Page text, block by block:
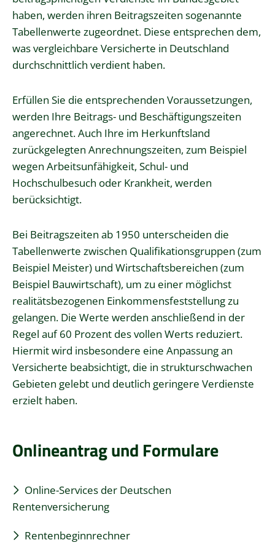
haben, werden ihren Beitragszeiten sogenannte
Tabellenwerte zugeordnet. Diese entsprechen dem,
was vergleichbare Versicherte in Deutschland
durchschnittlich verdient haben.
Erfüllen Sie die entsprechenden Voraussetzungen,
werden Ihre Beitrags- und Beschäftigungszeiten
angerechnet. Auch Ihre im Herkunftsland
zurückgelegten Anrechnungszeiten, zum Beispiel
wegen Arbeitsunfähigkeit, Schul- und
Hochschulbesuch oder Krankheit, werden
berücksichtigt.
Bei Beitragszeiten ab 1950 unterscheiden die
Tabellenwerte zwischen Qualifikationsgruppen (zum
Beispiel Meister) und Wirtschaftsbereichen (zum
Beispiel Bauwirtschaft), um zu einer möglichst
realitätsbezogenen Einkommensfeststellung zu
gelangen. Die Werte werden anschließend in der
Regel auf 60 Prozent des vollen Werts reduziert.
Hiermit wird insbesondere eine Anpassung an
Versicherte beabsichtigt, die in strukturschwachen
Gebieten gelebt und deutlich geringere Verdienste
erzielt haben.
Onlineantrag und Formulare
Online-Services der Deutschen
Rentenversicherung
Rentenbeginnrechner